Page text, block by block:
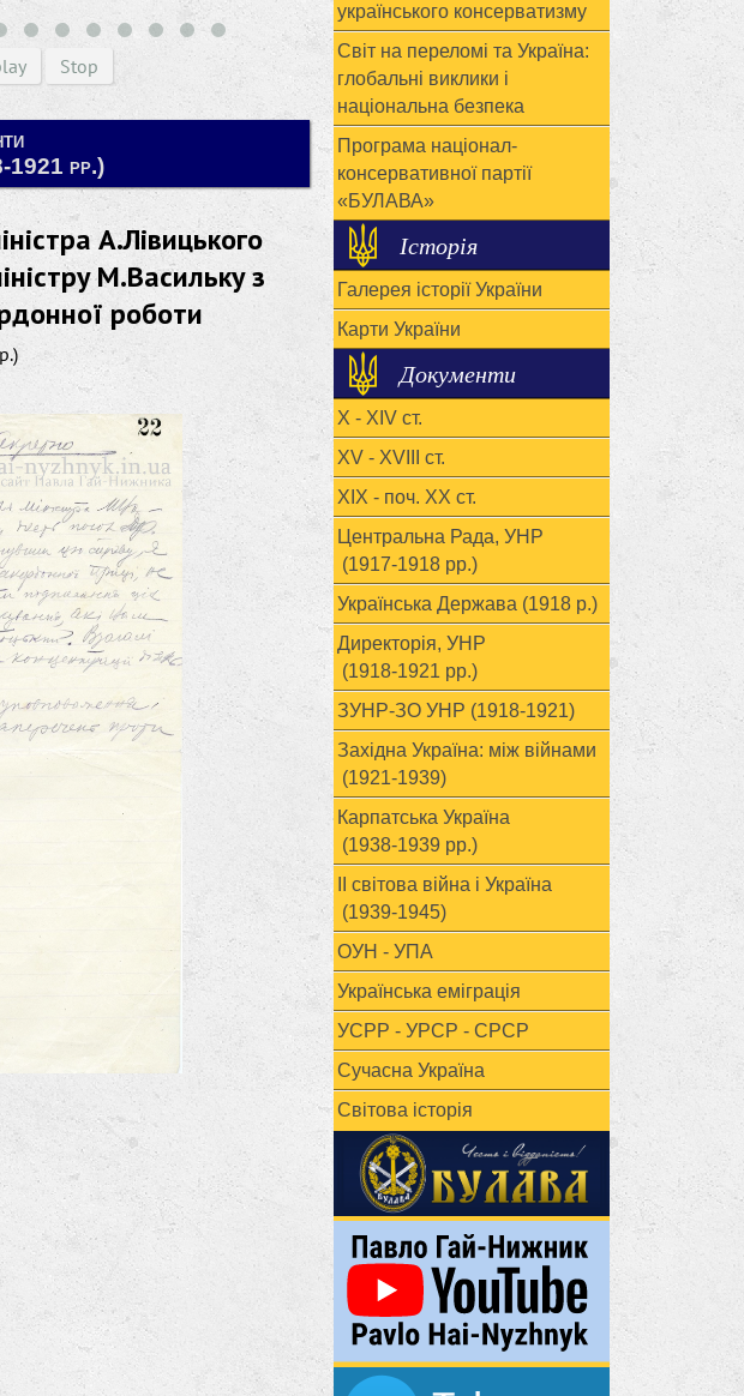
Stop
1921 рр.)
А.Лівицького
М.Васильку з
роботи
українського консерватизму
Світ на переломі та Україна:
глобальні виклики і
національна безпека
Програма націонал-
консервативної партії
«БУЛАВА»
Історія
Галерея історії України
Карти України
Документи
X - XIV ст.
XV - XVIII ст.
ХІХ - поч. ХХ ст.
Центральна Рада, УНР
(1917-1918 рр.)
Українська Держава (1918 р.)
Директорія, УНР
(1918-1921 рр.)
ЗУНР-ЗО УНР (1918-1921)
Західна Україна: між війнами
(1921-1939)
Карпатська Україна
(1938-1939 рр.)
ІІ світова війна і Україна
(1939-1945)
ОУН - УПА
Українська еміграція
УСРР - УРСР - СРСР
Сучасна Україна
Світова історія